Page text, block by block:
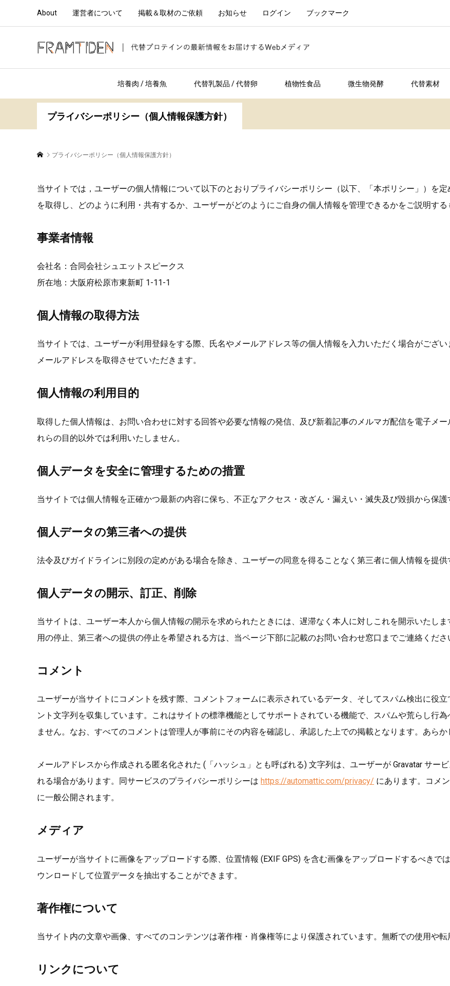
About 運営者について 掲載＆取材のご依頼 お知らせ ログイン ブックマーク
培養肉 / 培養魚 代替乳製品 / 代替卵 植物性食品 微生物発酵 代替素材
プライバシーポリシー（個人情報保護方針）
プライバシーポリシー（個人情報保護方針）
当サイトでは，ユーザーの個人情報について以下のとおりプライバシーポリシー（以下、「本ポリシー」）を
を取得し、どのように利用・共有するか、ユーザーがどのようにご自身の個人情報を管理できるかをご説明する
事業者情報
会社名：合同会社シュエットスピークス
所在地：大阪府松原市東新町 1-11-1
個人情報の取得方法
当サイトでは、ユーザーが利用登録をする際、氏名やメールアドレス等の個人情報を入力いただく場合がござ
メールアドレスを取得させていただきます。
個人情報の利用目的
取得した個人情報は、お問い合わせに対する回答や必要な情報の発信、及び新着記事のメルマガ配信を電子メ
れらの目的以外では利用いたしません。
個人データを安全に管理するための措置
当サイトでは個人情報を正確かつ最新の内容に保ち、不正なアクセス・改ざん・漏えい・滅失及び毀損から保護
個人データの第三者への提供
法令及びガイドラインに別段の定めがある場合を除き、ユーザーの同意を得ることなく第三者に個人情報を提供
個人データの開示、訂正、削除
当サイトは、ユーザー本人から個人情報の開示を求められたときには、遅滞なく本人に対しこれを開示いたし
用の停止、第三者への提供の停止を希望される方は、当ページ下部に記載のお問い合わせ窓口までご連絡くださ
コメント
ユーザーが当サイトにコメントを残す際、コメントフォームに表示されているデータ、そしてスパム検出に役
ント文字列を収集しています。これはサイトの標準機能としてサポートされている機能で、スパムや荒らし行
ません。なお、すべてのコメントは管理人が事前にその内容を確認し、承認した上での掲載となります。あらか
メールアドレスから作成される匿名化された (「ハッシュ」とも呼ばれる) 文字列は、ユーザーが Gravatar サー
れる場合があります。同サービスのプライバシーポリシーは https://automattic.com/privacy/ にあります。コメ
に一般公開されます。
メディア
ユーザーが当サイトに画像をアップロードする際、位置情報 (EXIF GPS) を含む画像をアップロードするべき
ウンロードして位置データを抽出することができます。
著作権について
当サイト内の文章や画像、すべてのコンテンツは著作権・肖像権等により保護されています。無断での使用や転
リンクについて